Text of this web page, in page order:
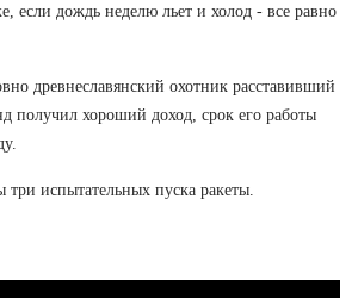
если дождь неделю льет и холод - все равно
древнеславянский охотник расставивший
получил хороший доход, срок его работы
испытательных пуска ракеты.